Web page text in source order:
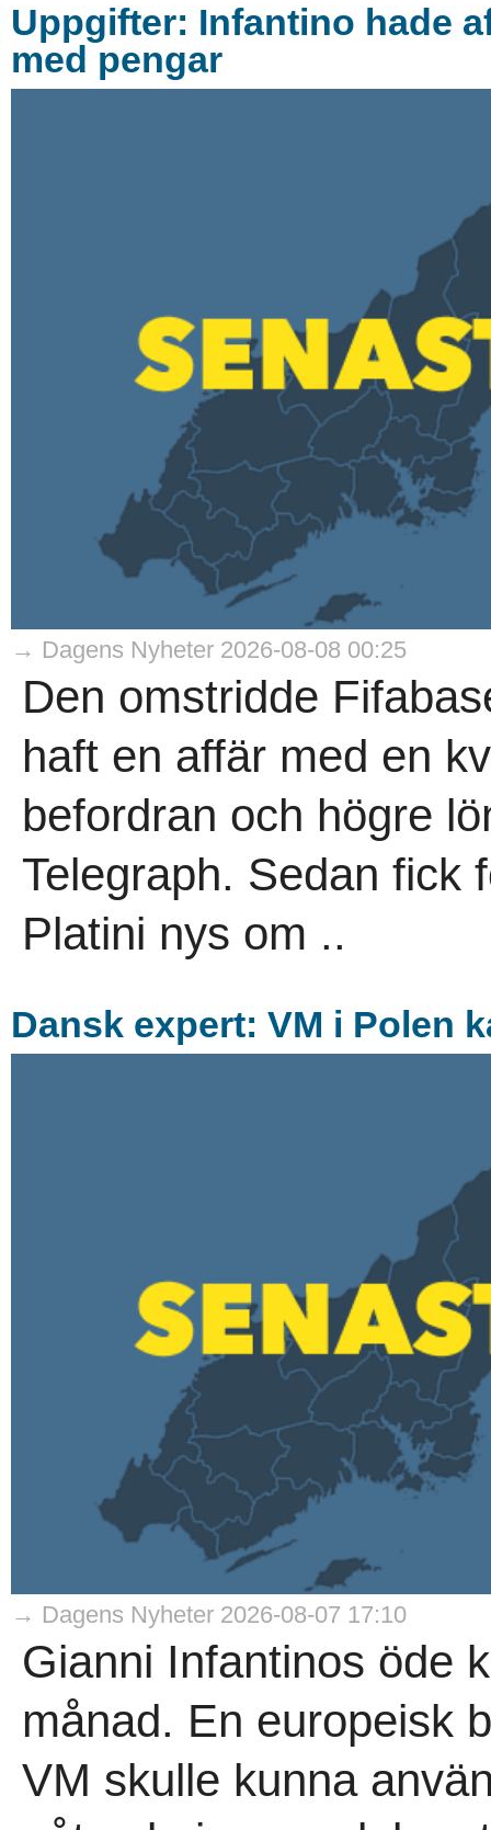
Uppgifter: Infantino hade
med pengar
→ Dagens Nyheter 2026-08-08 00:25
Den omstridde
haft en affär med en
befordran och högre
Telegraph. Sedan fick
Platini nys om ..
Dansk expert: VM i Polen
→ Dagens Nyheter 2026-08-07 17:10
Gianni Infantinos öde
månad. En europeisk
VM skulle kunna